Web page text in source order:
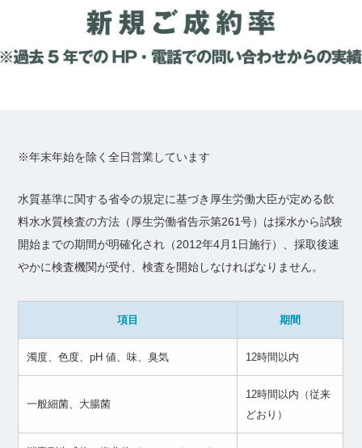
※年末年始を除く全日営業しています
水質基準に関する省令の規定に基づき厚生労働大臣が定める飲
料水水質検査の方法（厚生労働省告示第261号）は採水から試験
開始までの期間が明確化され（2012年4月1日施行）、採取後速
やかに検査機関が受付、検査を開始しなければなりません。
項目 期間
濁度、色度、pH 値、味、臭気 12時間以内
一般細菌、大腸菌
12時間以内（従来
どおり）